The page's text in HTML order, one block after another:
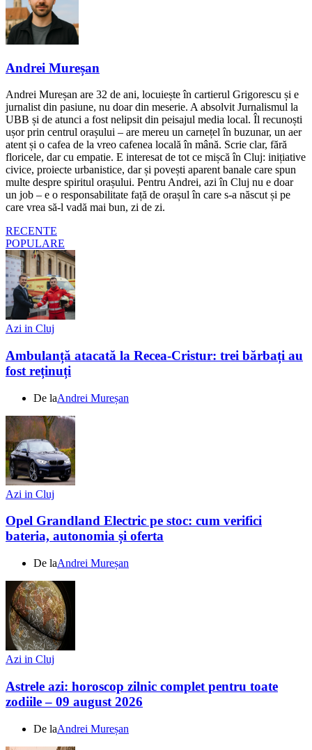
Andrei Mureșan
Andrei Mureșan are 32 de ani, locuiește în cartierul Grigorescu și e
jurnalist din pasiune, nu doar din meserie. A absolvit Jurnalismul la
UBB și de atunci a fost nelipsit din peisajul media local. Îl recunoști
ușor prin centrul orașului – are mereu un carnețel în buzunar, un aer
atent și o cafea de la vreo cafenea locală în mână. Scrie clar, fără
floricele, dar cu empatie. E interesat de tot ce mișcă în Cluj: inițiative
civice, proiecte urbanistice, dar și povești aparent banale care spun
multe despre spiritul orașului. Pentru Andrei, azi în Cluj nu e doar
un job – e o responsabilitate față de orașul în care s-a născut și pe
care vrea să-l vadă mai bun, zi de zi.
RECENTE
POPULARE
Azi in Cluj
Ambulanță atacată la Recea-Cristur: trei bărbați au
fost reținuți
De laAndrei Mureșan
Azi in Cluj
Opel Grandland Electric pe stoc: cum verifici
bateria, autonomia și oferta
De laAndrei Mureșan
Azi in Cluj
Astrele azi: horoscop zilnic complet pentru toate
zodiile – 09 august 2026
De laAndrei Mureșan